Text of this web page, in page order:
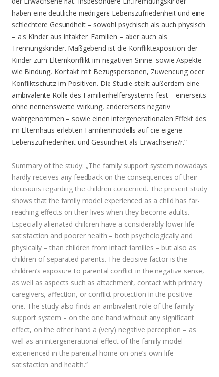
haben eine deutliche niedrigere Lebenszufriedenheit und eine
schlechtere Gesundheit – sowohl psychisch als auch physisch
– als Kinder aus intakten Familien – aber auch als
Trennungskinder. Maßgebend ist die Konfliktexposition der
Kinder zum Elternkonflikt im negativen Sinne, sowie Aspekte
wie Bindung, Kontakt mit Bezugspersonen, Zuwendung oder
Konfliktschutz im Positiven. Die Studie stellt außerdem eine
ambivalente Rolle des Familienhelfersystems fest – einerseits
ohne nennenswerte Wirkung, andererseits negativ
wahrgenommen – sowie einen intergenerationalen Effekt des
im Elternhaus erlebten Familienmodells auf die eigene
Lebenszufriedenheit und Gesundheit als Erwachsene/r.“
Summary of the study: „The family support system nowadays
hardly receives any feedback on the consequences of their
decisions regarding the children concerned. The present study
shows that the family model experienced as a child has far-
reaching effects on their lives when they become adults.
Especially alienated children have a considerably lower life
satisfaction and poorer health – both psychologically and
physically – than children from intact families – but also as
children of separated parents. The decisive factor is the
children’s exposure to parental conflict in the negative sense,
as well as aspects such as attachment, contact with primary
caregivers, affection, or conflict protection in the positive
one. The study also finds an ambivalent role of the family
support system – on the one hand without any significant
effect, on the other hand a (very) negative perception – as
well as an intergenerational effect of the family model
experienced in the parental home on one’s own life
satisfaction and health.“